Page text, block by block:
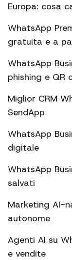
Europa: cosa
WhatsApp
gratuita e a
WhatsApp
phishing e QR
Miglior CRM
SendApp
WhatsApp
digitale
WhatsApp
salvati
Marketing AI-
autonome
Agenti AI su
e vendite